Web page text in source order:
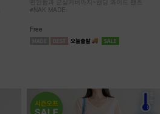
편안함과 군살커버까지~밴딩 와이드 팬츠
#NAK MADE.
Free